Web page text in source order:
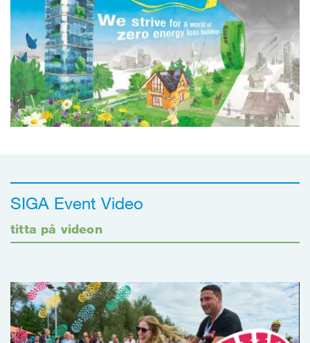
SIGA Event Video
titta på videon